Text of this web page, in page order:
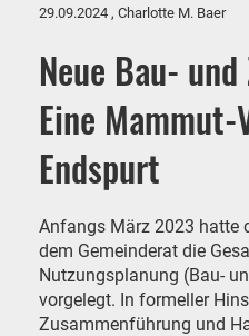
29.09.2024 , Charlotte M. Baer
Neue Bau-
Eine
Endspurt
Anfangs März 2023 hatte
dem Gemeinderat die
Nutzungsplanung (Bau-
vorgelegt. In formeller
Zusammenführung und